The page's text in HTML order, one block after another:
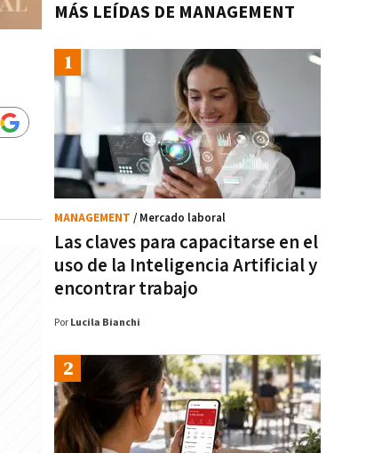
MÁS LEÍDAS DE MANAGEMENT
Las claves para capacitarse en el
uso de la Inteligencia Artificial y
encontrar trabajo
MANAGEMENT / Mercado laboral
Por Lucila Bianchi